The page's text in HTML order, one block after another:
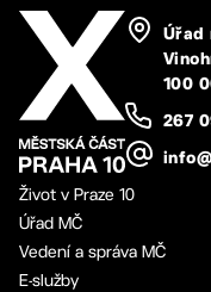
Úřad
100
267
Život v Praze 10
Úřad MČ
Vedení a správa MČ
E-služby